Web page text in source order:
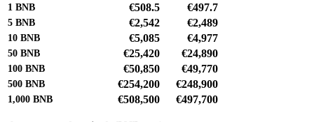
1 BNB €508.5 €497.7
5 BNB €2,542 €2,489
10 BNB €5,085 €4,977
50 BNB €25,420 €24,890
100 BNB €50,850 €49,770
500 BNB €254,200 €248,900
1,000 BNB €508,500 €497,700